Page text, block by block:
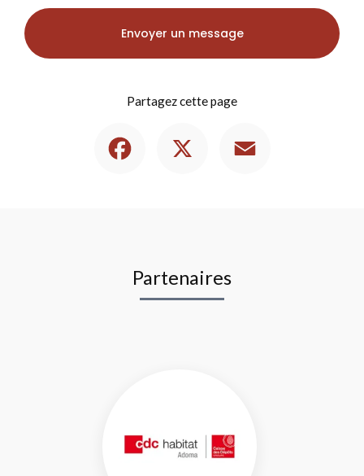
Envoyer un message
Partagez cette page
Partenaires